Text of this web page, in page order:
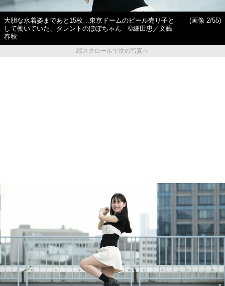
大胆な水着姿まであと15枚…東京ドームのビール売り子と
して働いていた、タレントのぽぽちゃん ©細田忠／文藝
春秋
(画像 2/55)
縦スクロールで次の写真へ